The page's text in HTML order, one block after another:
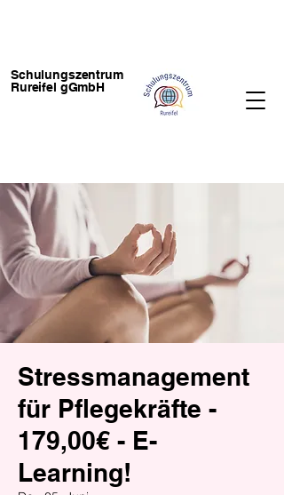
Schulungszentrum
Rureifel gGmbH
Stressmanagement
für Pflegekräfte -
179,00€ - E-
Learning!